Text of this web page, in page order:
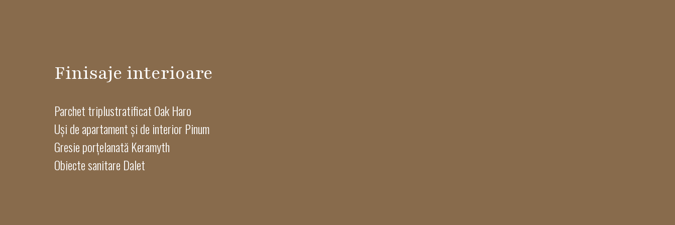
Finisaje interioare
Parchet triplustratificat Oak Haro
Uși de apartament și de interior Pinum
Gresie porțelanată Keramyth
Obiecte sanitare Dalet